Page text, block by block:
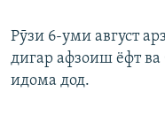
Рӯзи 6-уми август
дигар афзоиш ёфт ва
идома дод.